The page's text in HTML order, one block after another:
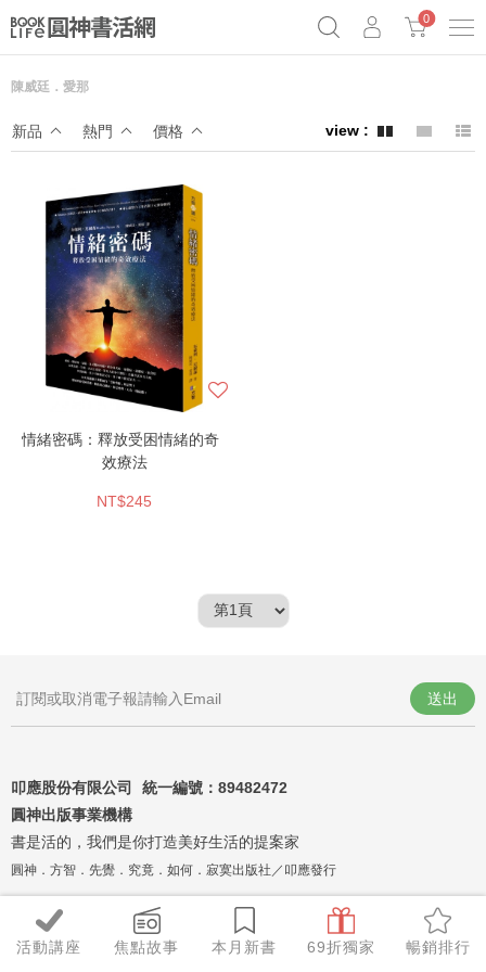
Netflix話題章魚小說！
0
活動講座 焦點故事 本月新書 69折獨家 暢銷排行
陳威廷．愛那
新品 熱門 價格
情緒密碼：釋放受困情緒的奇
效療法
NT$245
叩應股份有限公司 統一編號： 89482472
圓神出版事業機構
書是活的，我們是你打造美好生活的提案家
圓神．方智．先覺．究竟．如何．寂寞出版社／叩應發行
送出